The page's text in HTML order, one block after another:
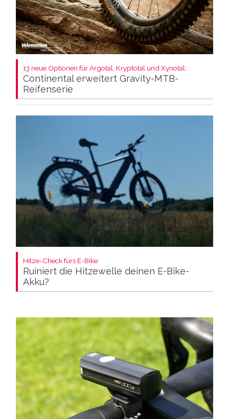
13 neue Optionen für Argotal, Kryptotal und Xynotal:
Continental erweitert Gravity-MTB-
Reifenserie
Hitze-Check fürs E-Bike:
Ruiniert die Hitzewelle deinen E-Bike-
Akku?